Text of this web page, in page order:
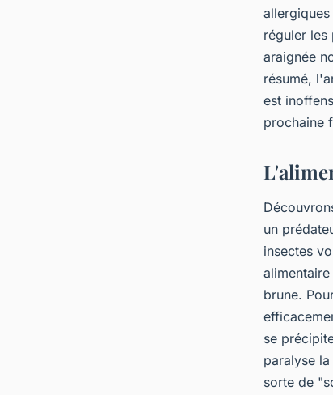
réguler les
araignée
résumé,
est
prochaine
un
insectes
brune.
se
paralyse
sorte de